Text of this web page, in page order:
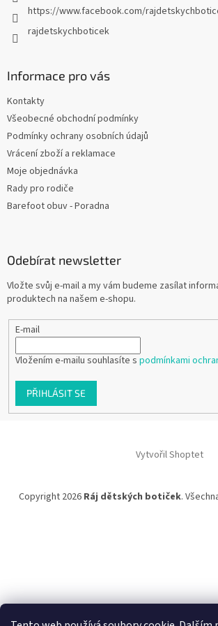
https://www.facebook.com/
rajdetskychboticek
Informace pro vás
Kontakty
Všeobecné obchodní podmínky
Podmínky ochrany osobních údajů
Vrácení zboží a reklamace
Moje objednávka
Rady pro rodiče
Barefoot obuv - Poradna
Odebírat newsletter
Vložte svůj e-mail a my vám budeme zasílat
produktech na našem e-shopu.
E-mail
Vložením e-mailu souhlasíte s podmínkami
PŘIHLÁSIT SE
Vytvořil Shoptet
Copyright 2026 Ráj dětských botiček.